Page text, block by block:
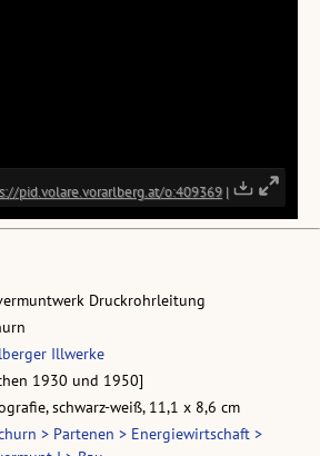
Druckrohrleitung
Illwerke
1930 und 1950]
schwarz-weiß, 11,1 x 8,6 cm
> Partenen > Energiewirtschaft >